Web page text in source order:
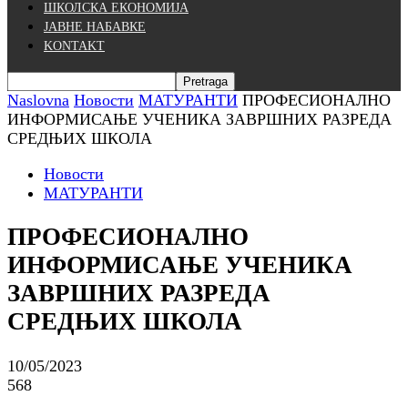
ШКОЛСКА ЕКОНОМИЈА
ЈАВНЕ НАБАВКЕ
KONTAKT
Naslovna Новости МАТУРАНТИ ПРОФЕСИОНАЛНО
ИНФОРМИСАЊЕ УЧЕНИКА ЗАВРШНИХ РАЗРЕДА
СРЕДЊИХ ШКОЛА
Новости
МАТУРАНТИ
ПРОФЕСИОНАЛНО
ИНФОРМИСАЊЕ УЧЕНИКА
ЗАВРШНИХ РАЗРЕДА
СРЕДЊИХ ШКОЛА
10/05/2023
568